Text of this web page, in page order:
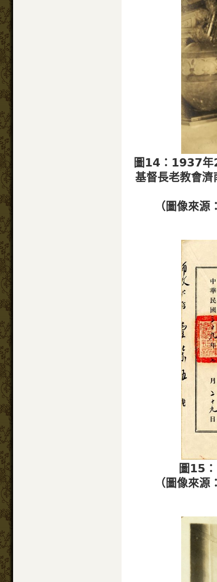
圖14：1937年
基督長老教會
（圖像來源
圖15
（圖像來源